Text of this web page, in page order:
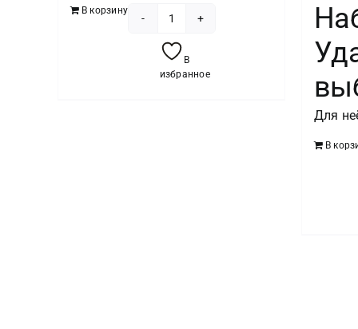
В корзину
товара
Шампань
В
избранное
Для
В